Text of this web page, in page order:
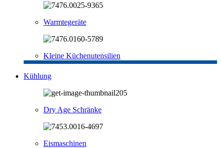
Warmtegeräte
Kleine Küchenutensilien
Kühlung
Dry Age Schränke
Eismaschinen